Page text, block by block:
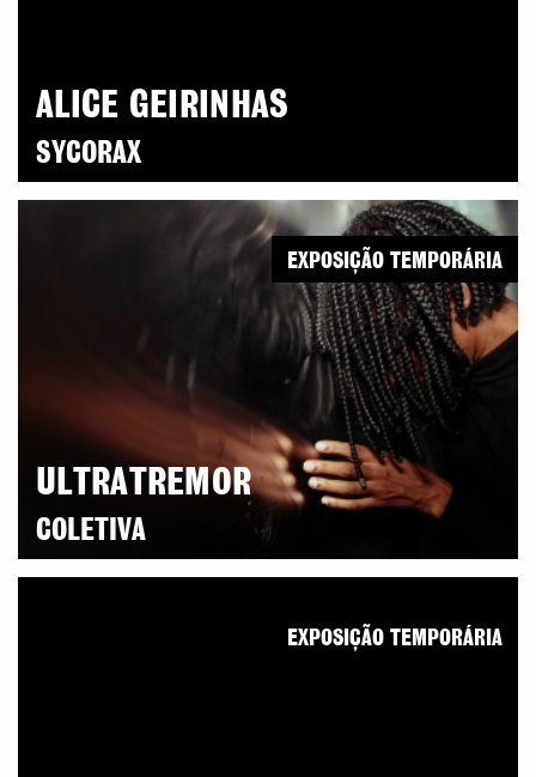
ALICE GEIRINHAS
SYCORAX
ULTRATREMOR
COLETIVA
EXPOSIÇÃO TEMPORÁRIA
EXPOSIÇÃO TEMPORÁRIA